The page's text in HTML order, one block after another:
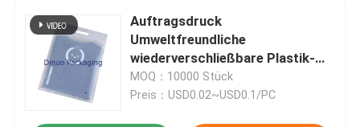
Auftragsdruck
Umweltfreundliche
wiederverschließbare Plastik-
Ziplock-Taschen mit Griff für
Kleidung Verpackungstasche
MOQ：10000 Stück
Preis：USD0.02~USD0.1/PC